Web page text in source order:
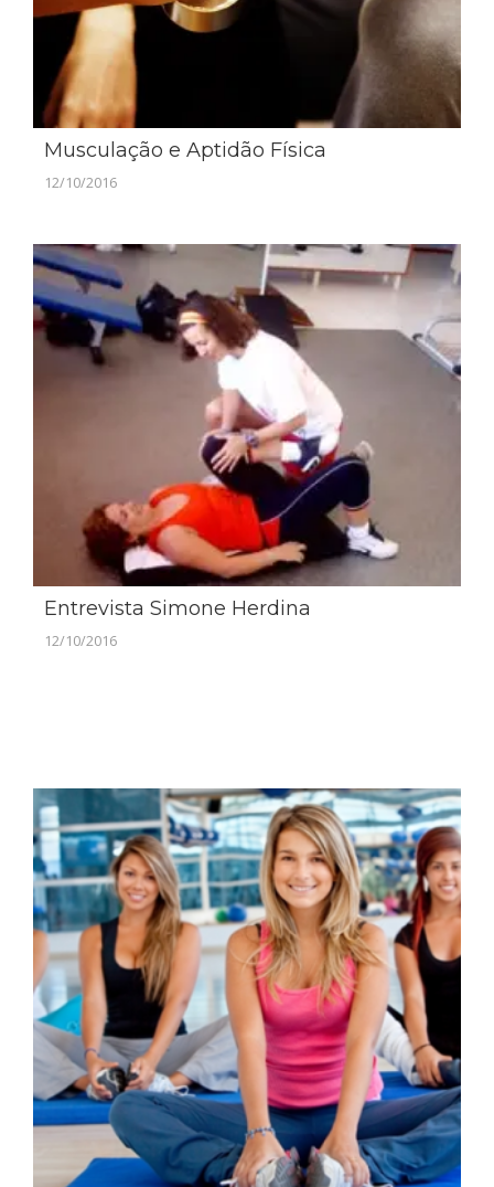
Musculação e Aptidão Física
12/10/2016
Entrevista Simone Herdina
12/10/2016